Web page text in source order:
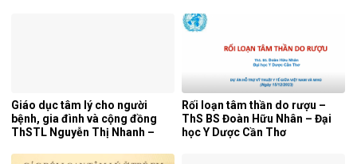
Giáo dục tâm lý cho người
bệnh, gia đình và cộng đồng
ThSTL Nguyễn Thị Nhanh –
Rối loạn tâm thần do rượu –
ThS BS Đoàn Hữu Nhân – Đại
học Y Dược Cần Thơ